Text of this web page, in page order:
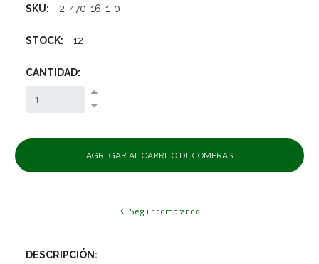
SKU: 2-470-16-1-0
STOCK: 12
CANTIDAD:
Seguir comprando
DESCRIPCIÓN: